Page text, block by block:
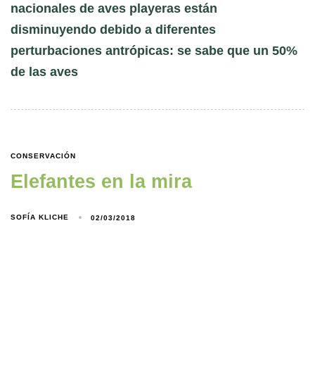
nacionales de aves playeras están
disminuyendo debido a diferentes
perturbaciones antrópicas: se sabe que un 50%
de las aves
CONSERVACIÓN
Elefantes en la mira
SOFÍA KLICHE 02/03/2018